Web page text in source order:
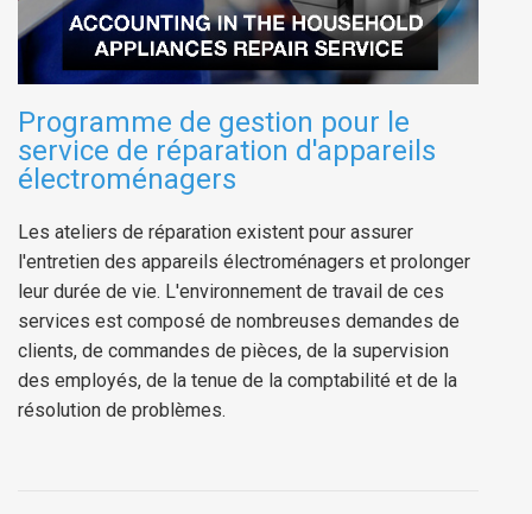
Programme de gestion pour le
service de réparation d'appareils
électroménagers
Les ateliers de réparation existent pour assurer
l'entretien des appareils électroménagers et prolonger
leur durée de vie. L'environnement de travail de ces
services est composé de nombreuses demandes de
clients, de commandes de pièces, de la supervision
des employés, de la tenue de la comptabilité et de la
résolution de problèmes.